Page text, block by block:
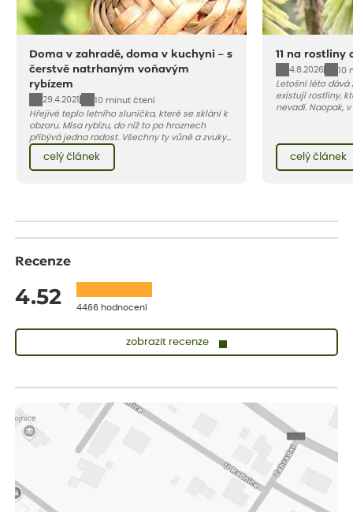
Doma v zahradě, doma v kuchyni – s
čerstvě natrhaným voňavým
rybízem
29.4.2021
10 minut čtení
Hřejivé teplo letního sluníčka, které se sklání k
obzoru. Mísa rybízu, do níž to po hroznech
přibývá jedna radost. Všechny ty vůně a zvuky
vnese neuvěřitelný klid a radost. A taky trochu
bezstarostnosti dětství při mlsání babiččina
celý článek
11 na rostliny
4.8.2026
10
Letošní léto dává
existují rostliny,
nevadí. Naopak,
horké a suché
Pojďme se
celý článek
Recenze
4.52 4466 hodnocení
zobrazit recenze
Vše v pořádku, jsem spokojena.
ověřený nákup dnes
Rostlina mi přišla v dobrém stavu, jsem spokojená.
Zuzana